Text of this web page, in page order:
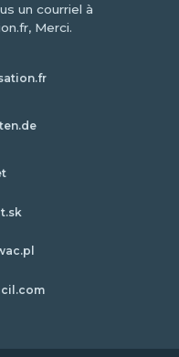
un courriel à
Merci.